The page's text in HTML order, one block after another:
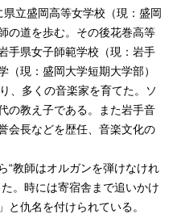
立盛岡高等女学校（現：盛岡
の道を歩む。その後花巻高等
手県女子師範学校（現：岩手
（現：盛岡大学短期大学部）
、多くの音楽家を育てた。ソ
の教え子である。また岩手音
会長などを歴任、音楽文化の
“教師はオルガンを弾けなけれ
。時には寄宿舎まで追いかけ
と仇名を付けられている。